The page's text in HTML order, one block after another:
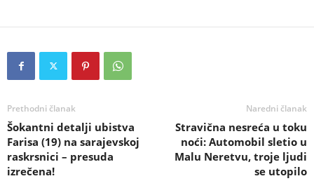
Prethodni članak
Šokantni detalji ubistva
Farisa (19) na sarajevskoj
raskrsnici – presuda
izrečena!
Naredni članak
Stravična nesreća u toku
noći: Automobil sletio u
Malu Neretvu, troje ljudi
se utopilo